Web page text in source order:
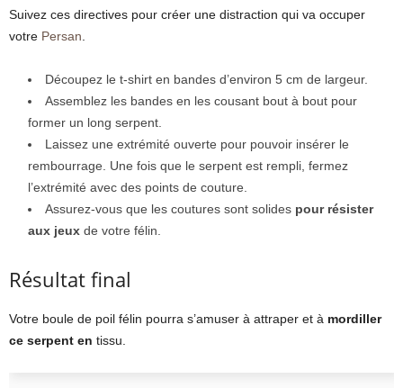
Suivez ces directives pour créer une distraction qui va occuper
votre Persan
Découpez le t-shirt en bandes d’environ 5 cm de largeur.
Assemblez les bandes en les cousant bout à bout pour
former un long serpent.
Laissez une extrémité ouverte pour pouvoir insérer le
rembourrage. Une fois que le serpent est rempli, fermez
l’extrémité avec des points de couture.
Assurez-vous que les coutures sont solides pour résister
aux jeux de votre félin.
Résultat final
Votre boule de poil félin pourra s’amuser à attraper et à mordiller
ce serpent en tissu.